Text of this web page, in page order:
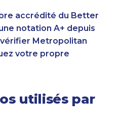
accrédité du Better
notation A+ depuis
Metropolitan
votre propre
utilisés par